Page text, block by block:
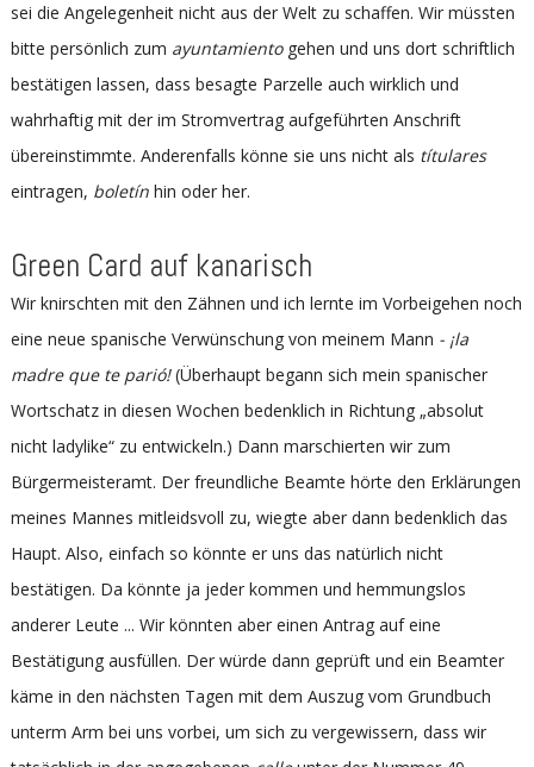
sei die Angelegenheit nicht aus der Welt zu schaffen. Wir müssten
bitte persönlich zum ayuntamientogehen und uns dort schriftlich
bestätigen lassen, dass besagte Parzelle auch wirklich und
wahrhaftig mit der im Stromvertrag aufgeführten Anschrift
übereinstimmte. Anderenfalls könne sie uns nicht als títulares
eintragen, boletínhin oder her.
Green Card auf kanarisch
Wir knirschten mit den Zähnen und ich lernte im Vorbeigehen noch
eine neue spanische Verwünschung von meinem Mann - ¡la
madre que te parió!(Überhaupt begann sich mein spanischer
Wortschatz in diesen Wochen bedenklich in Richtung „absolut
nicht ladylike“ zu entwickeln.) Dann marschierten wir zum
Bürgermeisteramt. Der freundliche Beamte hörte den Erklärungen
meines Mannes mitleidsvoll zu, wiegte aber dann bedenklich das
Haupt. Also, einfach so könnte er uns das natürlich nicht
bestätigen. Da könnte ja jeder kommen und hemmungslos
anderer Leute ... Wir könnten aber einen Antrag auf eine
Bestätigung ausfüllen. Der würde dann geprüft und ein Beamter
käme in den nächsten Tagen mit dem Auszug vom Grundbuch
unterm Arm bei uns vorbei, um sich zu vergewissern, dass wir